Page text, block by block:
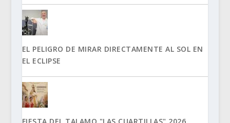
EL PELIGRO DE MIRAR DIRECTAMENTE AL SOL EN
EL ECLIPSE
FIESTA DEL TALAMO "LAS CUARTILLAS" 2026